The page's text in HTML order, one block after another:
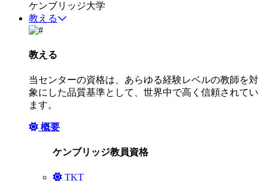
ケンブリッジ大学
教える
教える
当センターの資格は、あらゆる経験レベルの教師を対
象にした品質基準として、世界中で高く信頼されてい
ます。
概要
ケンブリッジ教員資格
TKT